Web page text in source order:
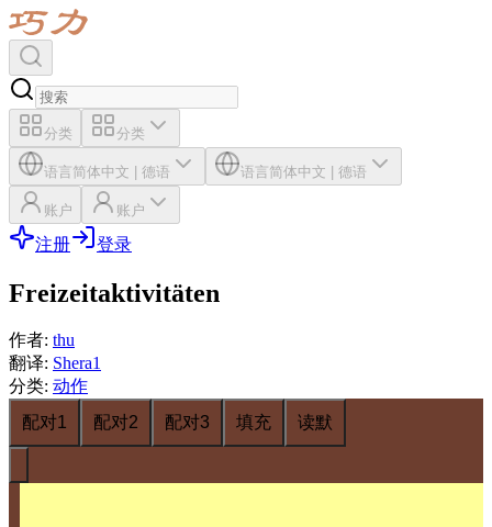
分类 分类
语言简体中文 | 德语 语言简体中文 | 德语
账户 账户
注册 登录
Freizeitaktivitäten
作者: thu
翻译: Shera1
分类: 动作
配对1
配对2 配对3 填充 读默